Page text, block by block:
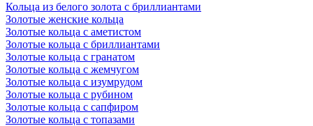
Кольца из белого золота с бриллиантами
Золотые женские кольца
Золотые кольца с аметистом
Золотые кольца с бриллиантами
Золотые кольца с гранатом
Золотые кольца с жемчугом
Золотые кольца с изумрудом
Золотые кольца с рубином
Золотые кольца с сапфиром
Золотые кольца с топазами